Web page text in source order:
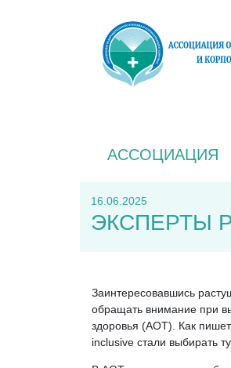
АССОЦИАЦИЯ
16.06.2025
ЭКСПЕРТЫ
Заинтересовавшись
обращать внимание при
здоровья (АОТ). Как
inclusive стали выбирать